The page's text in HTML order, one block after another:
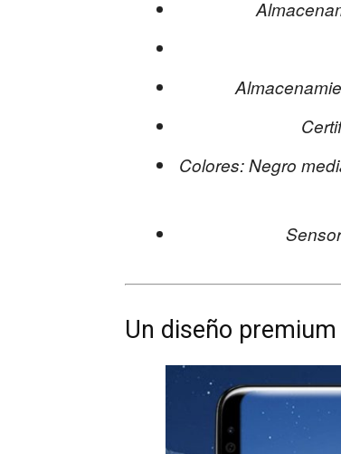
Colores: Negro
Un diseño